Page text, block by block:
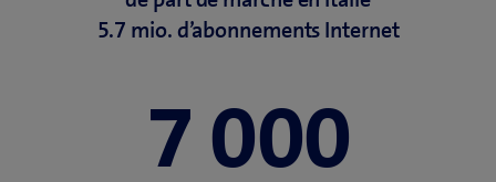
ê
5.7 mio. d’abonnements Internet
7 000